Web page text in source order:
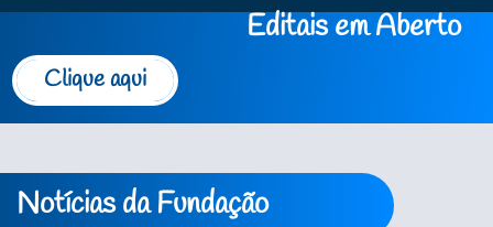
Editais em Aberto
Clique aqui
Notícias da Fundação